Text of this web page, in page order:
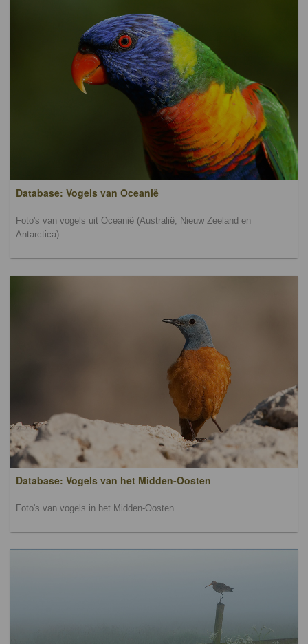
Database: Vogels van Oceanië
Foto's van vogels uit Oceanië (Australië, Nieuw Zeeland en
Antarctica)
Database: Vogels van het Midden-Oosten
Foto's van vogels in het Midden-Oosten